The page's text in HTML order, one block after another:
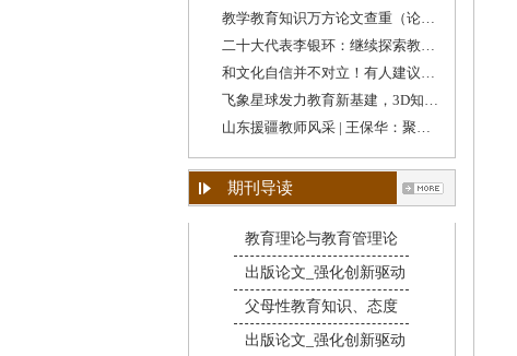
教学教育知识万方论文查重（论文查重跟教学设
二十大代表李银环：继续探索教育教学方法，守
和文化自信并不对立！有人建议降低“英语教学
飞象星球发力教育新基建，3D知识图谱助力教学质
山东援疆教师风采 | 王保华：聚焦教学质量提升
期刊导读
教育理论与教育管理论
出版论文_强化创新驱动
父母性教育知识、态度
出版论文_强化创新驱动